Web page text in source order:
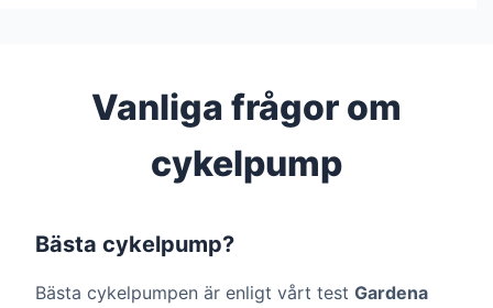
Vanliga frågor om
cykelpump
Bästa cykelpump?
Bästa cykelpumpen är enligt vårt test Gardena